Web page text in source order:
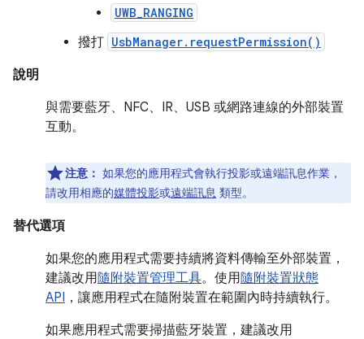
UWB_RANGING
撥打 UsbManager.requestPermission()
說明
與需要藍牙、NFC、IR、USB 或網路連線的外部裝置
互動。
注意： 如果您的應用程式會執行投影或遠端訊息作業，
請改用相應的媒體投影或遠端訊息 類型。
替代選項
如果您的應用程式需要持續將資料傳輸至外部裝置，
建議改用隨附裝置管理工具。使用隨附裝置狀態
API ，讓應用程式在隨附裝置在範圍內時持續執行。
如果應用程式需要掃描藍牙裝置，建議改用